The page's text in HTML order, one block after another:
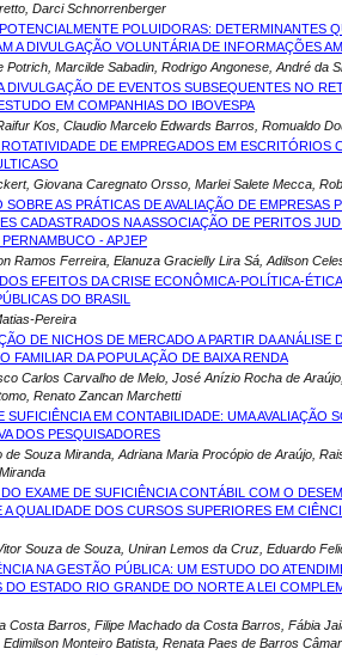
Darci Schnorrenberger
POLUIDORAS: DETERMINANTES
A DIVULGAÇÃO VOLUNTÁRIA DE INFORMAÇÕES
Potrich, Marcilde Sabadin, Rodrigo Angonese, André da
DIVULGAÇÃO DE EVENTOS SUBSEQUENTES NO
EM COMPANHIAS DO IBOVESPA
Kos, Claudio Marcelo Edwards Barros, Romualdo
DE EMPREGADOS EM ESCRITÓRIOS
Giovana Caregnato Orsso, Marlei Salete Mecca,
SOBRE AS PRÁTICAS DE AVALIAÇÃO DE EMPRESAS
CADASTRADOS NA ASSOCIAÇÃO DE PERITOS
PERNAMBUCO - APJEP
Ramos Ferreira, Elanuza Gracielly Lira Sá, Adilson
EFEITOS DA CRISE ECONÔMICA-POLÍTICA-
DO BRASIL
Pereira
DE NICHOS DE MERCADO A PARTIR DA ANÁLISE
FAMILIAR DA POPULAÇÃO DE BAIXA RENDA
Carlos Carvalho de Melo, José Anízio Rocha de
Renato Zancan Marchetti
SUFICIÊNCIA EM CONTABILIDADE: UMA AVALIAÇÃO
DOS PESQUISADORES
de Souza Miranda, Adriana Maria Procópio de Araújo,
EXAME DE SUFICIÊNCIA CONTÁBIL COM O
A QUALIDADE DOS CURSOS SUPERIORES EM
Souza de Souza, Uniran Lemos da Cruz, Eduardo
NA GESTÃO PÚBLICA: UM ESTUDO DO
DO ESTADO RIO GRANDE DO NORTE A LEI
Costa Barros, Filipe Machado da Costa Barros, Fábia
Edimilson Monteiro Batista, Renata Paes de Barros